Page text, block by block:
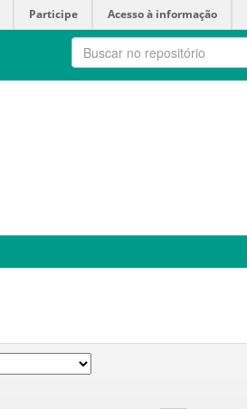
Participe Acesso à informação